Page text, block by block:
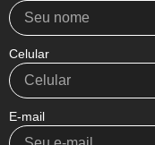
Celular
E-mail